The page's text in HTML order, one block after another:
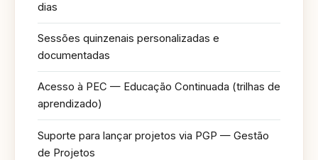
dias
Sessões quinzenais personalizadas e
documentadas
Acesso à PEC — Educação Continuada (trilhas de
aprendizado)
Suporte para lançar projetos via PGP — Gestão
de Projetos